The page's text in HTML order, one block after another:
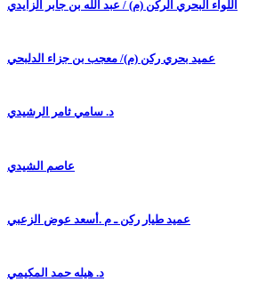
اللواء البحري الركن (م) / عبد الله بن جابر الزايدي
عميد بحري ركن (م)/ معجب بن جزاء الدلبحي
د. سامي ثامر الرشيدي
عاصم الشيدي
عميد طيار ركن ـ م .أسعد عوض الزعبي
د. هيله حمد المكيمي